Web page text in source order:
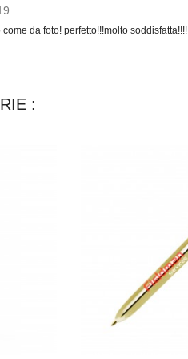
da foto! perfetto!!!molto soddisfatta!!!!
: